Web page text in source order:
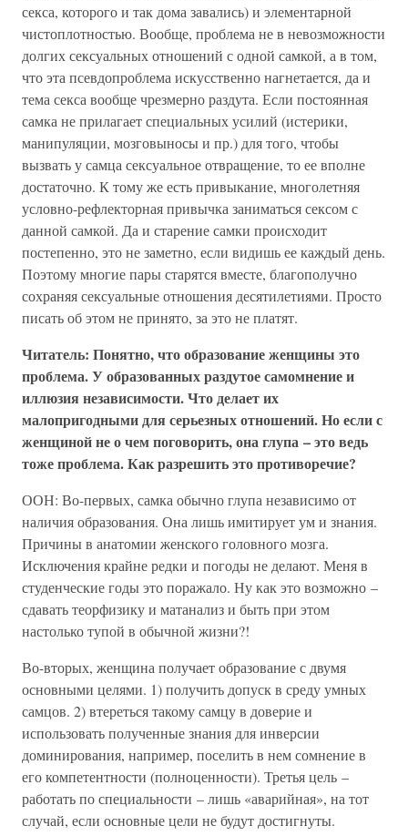
секса, которого и так дома завались) и элементарной
чистоплотностью. Вообще, проблема не в невозможности
долгих сексуальных отношений с одной самкой, а в том,
что эта псевдопроблема искусственно нагнетается, да и
тема секса вообще чрезмерно раздута. Если постоянная
самка не прилагает специальных усилий (истерики,
манипуляции, мозговыносы и пр.) для того, чтобы
вызвать у самца сексуальное отвращение, то ее вполне
достаточно. К тому же есть привыкание, многолетняя
условно-рефлекторная привычка заниматься сексом с
данной самкой. Да и старение самки происходит
постепенно, это не заметно, если видишь ее каждый день.
Поэтому многие пары старятся вместе, благополучно
сохраняя сексуальные отношения десятилетиями. Просто
писать об этом не принято, за это не платят.
Читатель: Понятно, что образование женщины это
проблема. У образованных раздутое самомнение и
иллюзия независимости. Что делает их
малопригодными для серьезных отношений. Но если с
женщиной не о чем поговорить, она глупа – это ведь
тоже проблема. Как разрешить это противоречие?
ООН: Во-первых, самка обычно глупа независимо от
наличия образования. Она лишь имитирует ум и знания.
Причины в анатомии женского головного мозга.
Исключения крайне редки и погоды не делают. Меня в
студенческие годы это поражало. Ну как это возможно –
сдавать теорфизику и матанализ и быть при этом
настолько тупой в обычной жизни?!
Во-вторых, женщина получает образование с двумя
основными целями. 1) получить допуск в среду умных
самцов. 2) втереться такому самцу в доверие и
использовать полученные знания для инверсии
доминирования, например, поселить в нем сомнение в
его компетентности (полноценности). Третья цель –
работать по специальности – лишь «аварийная», на тот
случай, если основные цели не будут достигнуты.